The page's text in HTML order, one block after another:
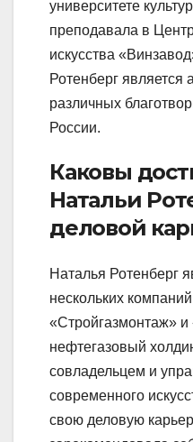
университете
преподавала в
искусства
Ротенберг является
различных
России.
Каковы
Натальи
деловой
Наталья Ротенберг
нескольких
«Стройгазмонтаж» и
нефтегазовый
совладельцем и
современного
свою деловую